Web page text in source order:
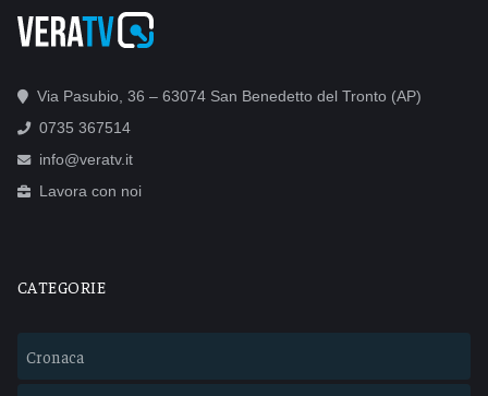
Via Pasubio, 36 – 63074 San Benedetto del Tronto (AP)
0735 367514
info@veratv.it
Lavora con noi
CATEGORIE
Cronaca